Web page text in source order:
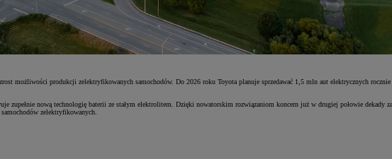
możliwości produkcji zelektryfikowanych samochodów. Do 2026 roku Toyota planuje sprzedawać 1,5 mln aut elektrycznych
zupełnie nową technologię baterii ze stałym elektrolitem. Dzięki nowatorskim rozwiązaniom koncern już w drugiej połowie dekady
zelektryfikowanych.